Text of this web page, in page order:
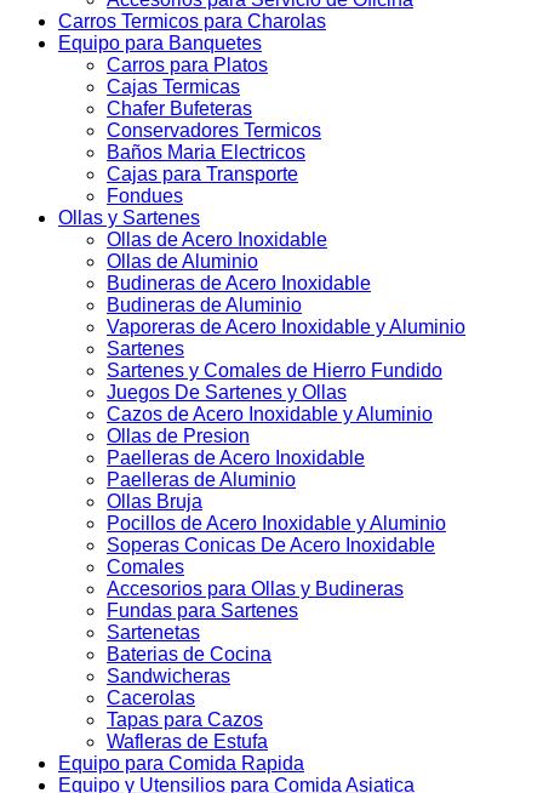
Carros Termicos para Charolas
Equipo para Banquetes
Carros para Platos
Cajas Termicas
Chafer Bufeteras
Conservadores Termicos
Baños Maria Electricos
Cajas para Transporte
Fondues
Ollas y Sartenes
Ollas de Acero Inoxidable
Ollas de Aluminio
Budineras de Acero Inoxidable
Budineras de Aluminio
Vaporeras de Acero Inoxidable y Aluminio
Sartenes
Sartenes y Comales de Hierro Fundido
Juegos De Sartenes y Ollas
Cazos de Acero Inoxidable y Aluminio
Ollas de Presion
Paelleras de Acero Inoxidable
Paelleras de Aluminio
Ollas Bruja
Pocillos de Acero Inoxidable y Aluminio
Soperas Conicas De Acero Inoxidable
Comales
Accesorios para Ollas y Budineras
Fundas para Sartenes
Sartenetas
Baterias de Cocina
Sandwicheras
Cacerolas
Tapas para Cazos
Wafleras de Estufa
Equipo para Comida Rapida
Equipo y Utensilios para Comida Asiatica